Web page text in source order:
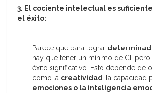
3. El cociente intelectual es
el éxito:
Parece que para lograr
hay que tener un mínimo de CI, pero
éxito significativo. Esto depende de
como la creatividad, la capacidad
emociones o la inteligencia